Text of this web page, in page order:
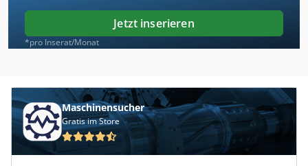
Jetzt inserieren
*pro Inserat/Monat
Maschinensucher
Gratis im Store